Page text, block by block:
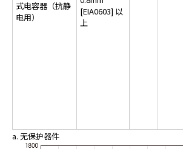
式电容器（抗静
电用）
[EIA0603] 以
上
a. 无保护器件